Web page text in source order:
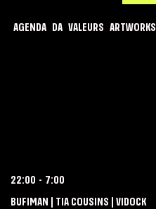
AGENDA DA VALEURS ARTWORKS
BUFIMAN | TIA COUSINS | VIDOCK
22:00 - 7:00